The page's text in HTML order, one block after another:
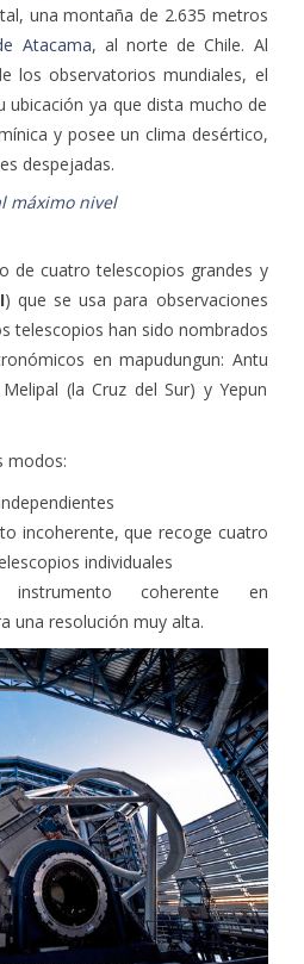
una montaña de 2.635 metros
Atacama, al norte de Chile. Al
los observatorios mundiales, el
ubicación ya que dista mucho de
y posee un clima desértico,
despejadas.
máximo nivel
de cuatro telescopios grandes y
) que se usa para observaciones
telescopios han sido nombrados
en mapudungun: Antu
(la Cruz del Sur) y Yepun
modos:
incoherente, que recoge cuatro
individuales
coherente en
una resolución muy alta.